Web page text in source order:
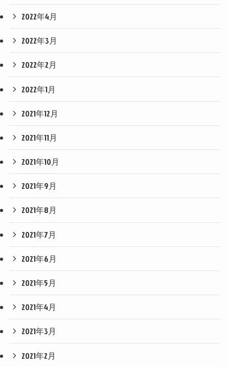
2022年4月
2022年3月
2022年2月
2022年1月
2021年12月
2021年11月
2021年10月
2021年9月
2021年8月
2021年7月
2021年6月
2021年5月
2021年4月
2021年3月
2021年2月